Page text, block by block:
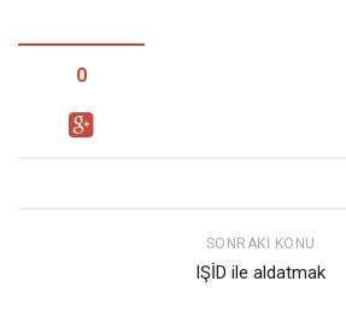
0
SONRAKI KONU
IŞİD ile aldatmak